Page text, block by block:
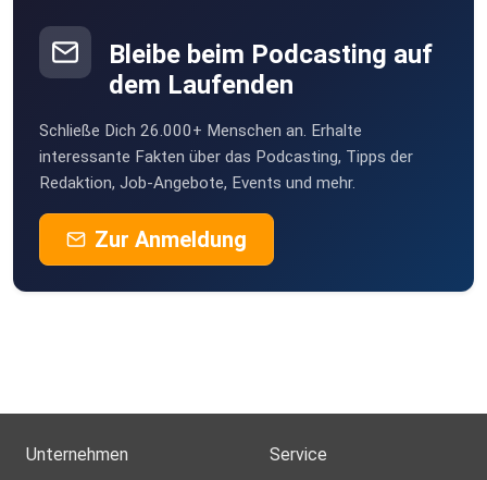
Bleibe beim Podcasting auf
dem Laufenden
Schließe Dich 26.000+ Menschen an. Erhalte
interessante Fakten über das Podcasting, Tipps der
Redaktion, Job-Angebote, Events und mehr.
Zur Anmeldung
Unternehmen Service